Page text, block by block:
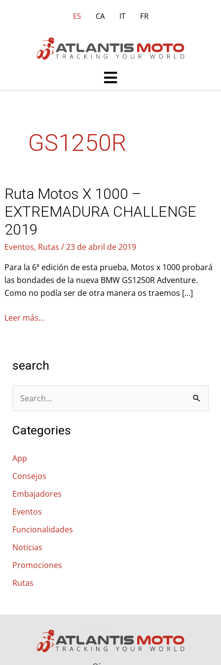
ES CA IT FR
Main
Menu
GS1250R
Ruta Motos X 1000 –
EXTREMADURA CHALLENGE
2019
Eventos, Rutas /23 de abril de 2019
Para la 6ª edición de esta prueba, Motos x 1000 probará
las bondades de la nueva BMW GS1250R Adventure.
Como no podía ser de otra manera os traemos […]
Ruta
Motos
X
1000
–
CHALLENGE
2019
Leer más…
search
s
a
r
p
o
r
:
Categories
App
Consejos
Embajadores
Eventos
Funcionalidades
Noticias
Promociones
Rutas